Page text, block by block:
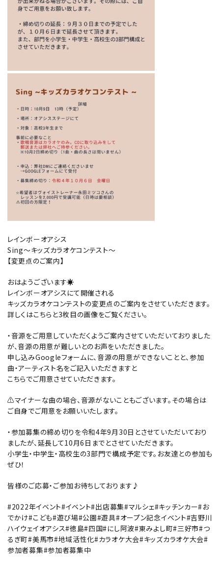
レインボーオアシス
Sing〜キッズカラオケコンテスト〜
【変更点のご案内】
おはようございます☀
レインボーオアシスにて開催される
キッズカラオケコンテストの変更点のご案内をさせていただきます。
詳しくはこちらと3枚目の画像をご覧ください。
・音源をご用意していただくようご案内させていただいておりました
が、音源の用意が難しいとのお声をいただきました。
申し込みGoogleフォームに、音源の用意ができないことと、参加
曲・アーティスト名をご記入いただきますと
こちらでご用意させていただきます。
⚠︎マイナーな曲の場合、音源がないこともございます。その場合は
ご自身でご用意をお願いいたします。
・参加募集の締め切りを令和4年9月30日とさせていただいており
ましたが、延長して10月6日までとさせていただきます。
小学生・中学生・高校生の3部門で構成予定です。お友達との参加も
ぜひ！
皆様のご応募・ご参加お待ちしております♪
#2022年イベント#イベント#出店募集#マルシェ#キッチンカー#お
でかけ#こども#遊び場#公園#遊具#オープン記念イベント#吉野川
ハイウェイオアシス#徳島#四国#にし阿波#東みよし町#三好市#つ
るぎ町#美馬市#地域活性化#カラオケ大会#キッズカラオケ大会#
参加者募集#参加者募集中